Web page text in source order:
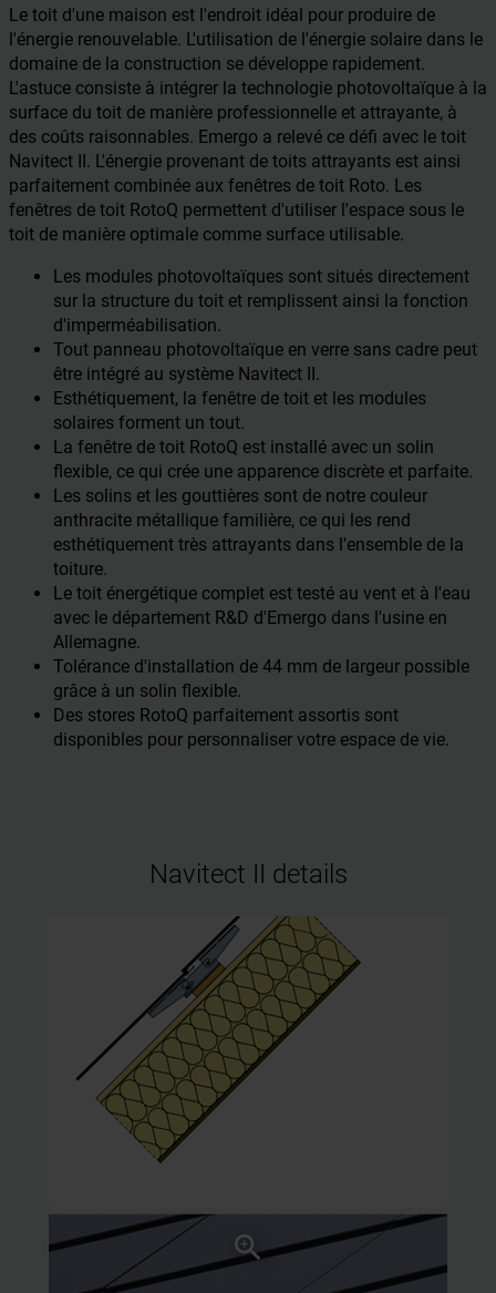
Le toit d'une maison est l'endroit idéal pour produire de
l'énergie renouvelable. L'utilisation de l'énergie solaire dans le
domaine de la construction se développe rapidement.
L'astuce consiste à intégrer la technologie photovoltaïque à la
surface du toit de manière professionnelle et attrayante, à
des coûts raisonnables. Emergo a relevé ce défi avec le toit
Navitect II. L'énergie provenant de toits attrayants est ainsi
parfaitement combinée aux fenêtres de toit Roto. Les
fenêtres de toit RotoQ permettent d'utiliser l'espace sous le
toit de manière optimale comme surface utilisable.
Les modules photovoltaïques sont situés directement
sur la structure du toit et remplissent ainsi la fonction
d'imperméabilisation.
Tout panneau photovoltaïque en verre sans cadre peut
être intégré au système Navitect II.
Esthétiquement, la fenêtre de toit et les modules
solaires forment un tout.
La fenêtre de toit RotoQ est installé avec un solin
flexible, ce qui crée une apparence discrète et parfaite.
Les solins et les gouttières sont de notre couleur
anthracite métallique familière, ce qui les rend
esthétiquement très attrayants dans l'ensemble de la
toiture.
Le toit énergétique complet est testé au vent et à l'eau
avec le département R&D d'Emergo dans l'usine en
Allemagne.
Tolérance d'installation de 44 mm de largeur possible
grâce à un solin flexible.
Des stores RotoQ parfaitement assortis sont
disponibles pour personnaliser votre espace de vie.
Navitect II details